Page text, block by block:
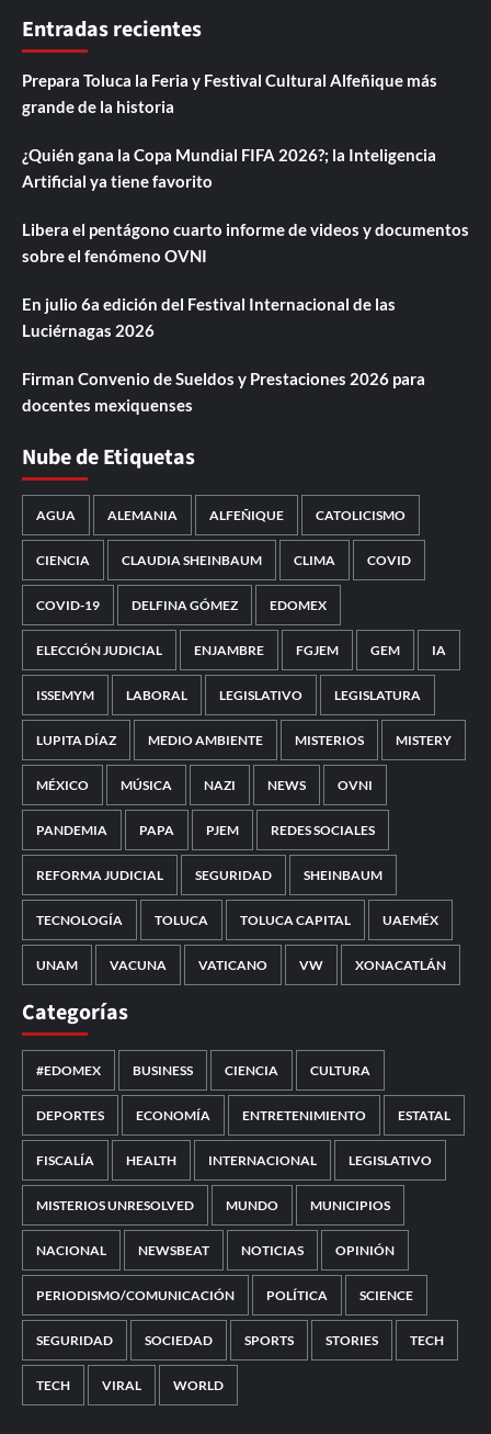
Entradas recientes
Prepara Toluca la Feria y Festival Cultural Alfeñique más
grande de la historia
¿Quién gana la Copa Mundial FIFA 2026?; la Inteligencia
Artificial ya tiene favorito
Libera el pentágono cuarto informe de videos y documentos
sobre el fenómeno OVNI
En julio 6a edición del Festival Internacional de las
Luciérnagas 2026
Firman Convenio de Sueldos y Prestaciones 2026 para
docentes mexiquenses
Nube de Etiquetas
AGUA ALEMANIA ALFEÑIQUE CATOLICISMO
CIENCIA CLAUDIA SHEINBAUM CLIMA COVID
COVID-19 DELFINA GÓMEZ EDOMEX
ELECCIÓN JUDICIAL ENJAMBRE FGJEM GEM IA
ISSEMYM LABORAL LEGISLATIVO LEGISLATURA
LUPITA DÍAZ MEDIO AMBIENTE MISTERIOS MISTERY
MÉXICO MÚSICA NAZI NEWS OVNI
PANDEMIA PAPA PJEM REDES SOCIALES
REFORMA JUDICIAL SEGURIDAD SHEINBAUM
TECNOLOGÍA TOLUCA TOLUCA CAPITAL UAEMÉX
UNAM VACUNA VATICANO VW XONACATLÁN
Categorías
#EDOMEX BUSINESS CIENCIA CULTURA
DEPORTES ECONOMÍA ENTRETENIMIENTO ESTATAL
FISCALÍA HEALTH INTERNACIONAL LEGISLATIVO
MISTERIOS UNRESOLVED MUNDO MUNICIPIOS
NACIONAL NEWSBEAT NOTICIAS OPINIÓN
PERIODISMO/COMUNICACIÓN POLÍTICA SCIENCE
SEGURIDAD SOCIEDAD SPORTS STORIES TECH
TECH VIRAL WORLD